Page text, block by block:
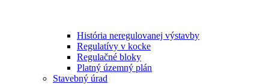
História neregulovanej výstavby
Regulatívy v kocke
Regulačné bloky
Platný územný plán
Stavebný úrad